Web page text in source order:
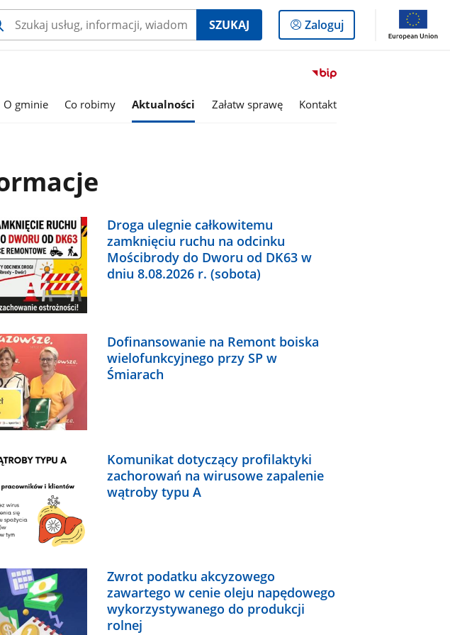
SZUKAJ
Logowanie
do
Zaloguj
Przejdź
serwisu
O gminie Co robimy Aktualności Załatw sprawę Kontakt
Droga ulegnie całkowitemu
zamknięciu ruchu na odcinku
Mościbrody do Dworu od DK63 w
dniu 8.08.2026 r. (sobota)
Dofinansowanie na Remont boiska
wielofunkcyjnego przy SP w
Śmiarach
Komunikat dotyczący profilaktyki
zachorowań na wirusowe zapalenie
wątroby typu A
Zwrot podatku akcyzowego
zawartego w cenie oleju napędowego
wykorzystywanego do produkcji
rolnej